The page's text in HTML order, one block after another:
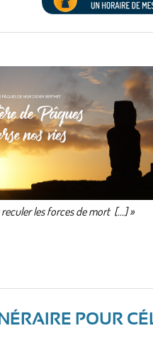
les forces de mort [...] »
POUR